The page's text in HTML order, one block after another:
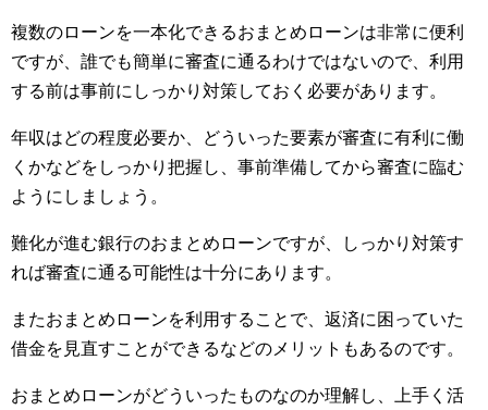
複数のローンを一本化できるおまとめローンは非常に便利
ですが、誰でも簡単に審査に通るわけではないので、利用
する前は事前にしっかり対策しておく必要があります。
年収はどの程度必要か、どういった要素が審査に有利に働
くかなどをしっかり把握し、事前準備してから審査に臨む
ようにしましょう。
難化が進む銀行のおまとめローンですが、しっかり対策す
れば審査に通る可能性は十分にあります。
またおまとめローンを利用することで、返済に困っていた
借金を見直すことができるなどのメリットもあるのです。
おまとめローンがどういったものなのか理解し、上手く活